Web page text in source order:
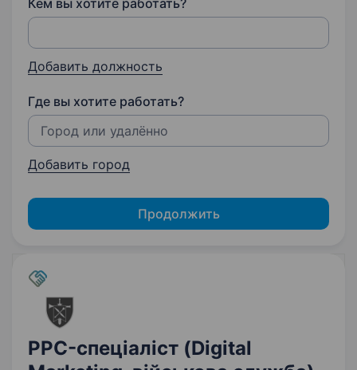
Кем вы хотите работать?
Добавить должность
Где вы хотите работать?
Добавить город
Продолжить
PPC-спеціаліст (Digital